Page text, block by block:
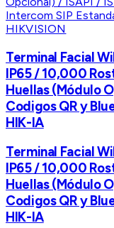
HIKVISION
Terminal Facial
IP65 / 10,000
Huellas (Módulo
Codigos QR y
HIK-IA
Terminal Facial
IP65 / 10,000
Huellas (Módulo
Codigos QR y
HIK-IA